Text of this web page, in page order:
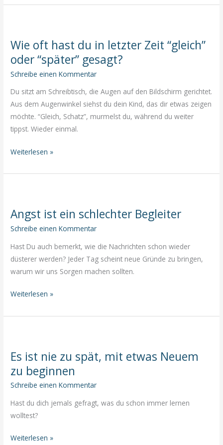
oft
Zeichen
dafür,
dass
dich
von
deiner
wahren
entfernt
Wie oft hast du in letzter Zeit “gleich”
oder “später” gesagt?
Schreibe einen Kommentar
Du sitzt am Schreibtisch, die Augen auf den Bildschirm gerichtet.
Aus dem Augenwinkel siehst du dein Kind, das dir etwas zeigen
möchte. “Gleich, Schatz”, murmelst du, während du weiter
tippst. Wieder einmal.
Wie
hast
letzter
Zeit
oder
“später”
gesagt?
Weiterlesen »
Angst ist ein schlechter Begleiter
Schreibe einen Kommentar
Hast Du auch bemerkt, wie die Nachrichten schon wieder
düsterer werden? Jeder Tag scheint neue Gründe zu bringen,
warum wir uns Sorgen machen sollten.
Angst
ein
Weiterlesen »
Es ist nie zu spät, mit etwas Neuem
zu beginnen
Schreibe einen Kommentar
Hast du dich jemals gefragt, was du schon immer lernen
wolltest?
Es
Weiterlesen »